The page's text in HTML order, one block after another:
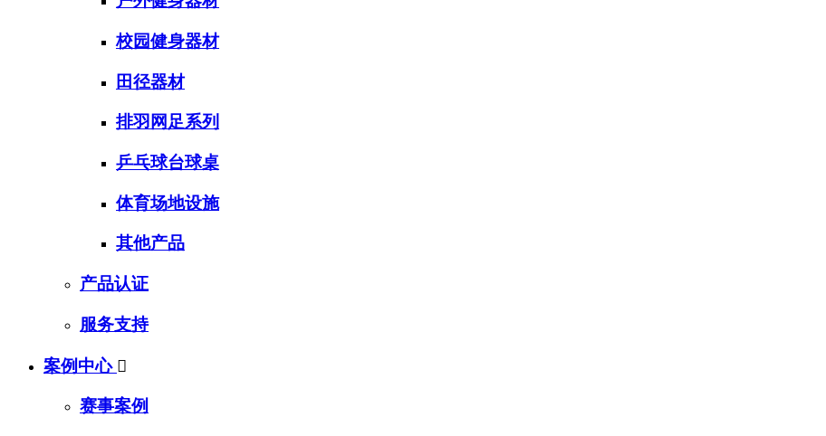
校园健身器材
田径器材
排羽网足系列
乒乓球台球桌
体育场地设施
其他产品
产品认证
服务支持
案例中心 
赛事案例